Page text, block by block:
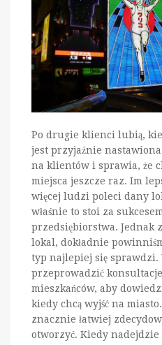
Po drugie klienci lubią,
jest przyjaźnie nastawiona.
na klientów i sprawia, że
miejsca jeszcze raz. Im
więcej ludzi poleci dany
właśnie to stoi za
przedsiębiorstwa. Jednak
lokal, dokładnie
typ najlepiej się sprawdzi.
przeprowadzić konsultacje
mieszkańców, aby
kiedy chcą wyjść na
znacznie łatwiej
otworzyć. Kiedy